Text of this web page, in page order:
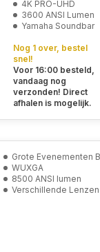
4K PRO-UHD
3600 ANSI Lumen
Yamaha Soundbar
Nog 1 over, bestel
snel!
Voor 16:00 besteld,
vandaag nog
verzonden! Direct
afhalen is mogelijk.
Grote Evenementen
WUXGA
8500 ANSI lumen
Verschillende Lenzen